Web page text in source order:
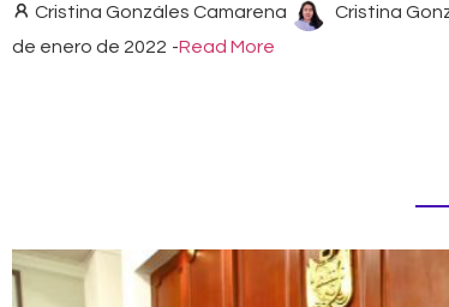
Cristina Gonzáles Camarena Cristina
de enero de 2022 -Read More